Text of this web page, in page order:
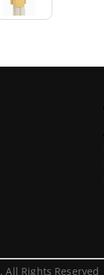
. All Rights Reserved